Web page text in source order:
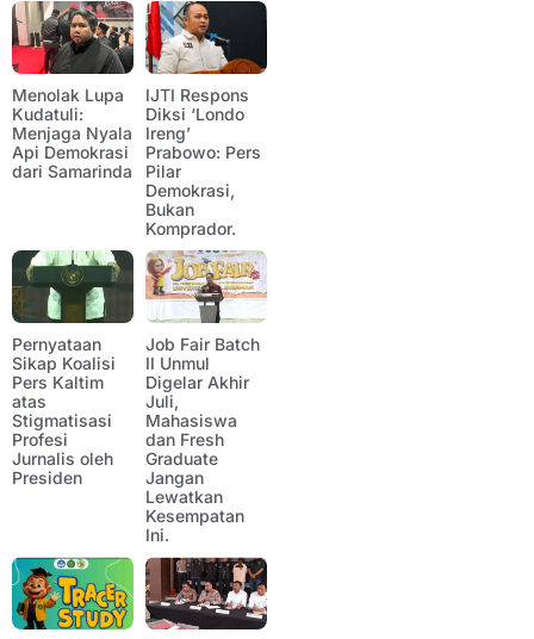
Menolak Lupa
Kudatuli:
Menjaga Nyala
Api Demokrasi
dari Samarinda
IJTI Respons
Diksi ‘Londo
Ireng’
Prabowo: Pers
Pilar
Demokrasi,
Bukan
Komprador.
Pernyataan
Sikap Koalisi
Pers Kaltim
atas
Stigmatisasi
Profesi
Jurnalis oleh
Presiden
Job Fair Batch
II Unmul
Digelar Akhir
Juli,
Mahasiswa
dan Fresh
Graduate
Jangan
Lewatkan
Kesempatan
Ini.